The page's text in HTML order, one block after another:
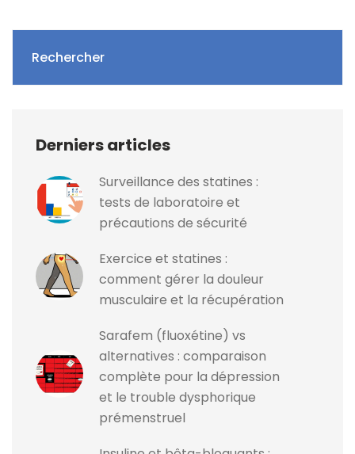
Rechercher
Derniers articles
Surveillance des statines :
tests de laboratoire et
précautions de sécurité
Exercice et statines :
comment gérer la douleur
musculaire et la récupération
Sarafem (fluoxétine) vs
alternatives : comparaison
complète pour la dépression
et le trouble dysphorique
prémenstruel